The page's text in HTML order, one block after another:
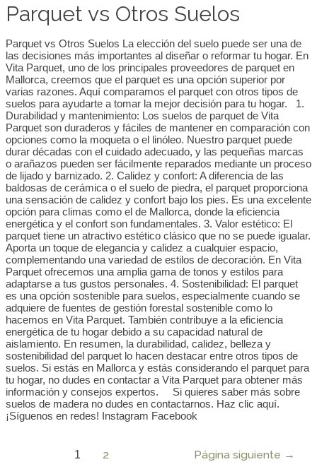
Parquet vs Otros Suelos
Parquet vs Otros Suelos La elección del suelo puede ser una de
las decisiones más importantes al diseñar o reformar tu hogar. En
Vita Parquet, uno de los principales proveedores de parquet en
Mallorca, creemos que el parquet es una opción superior por
varias razones. Aquí comparamos el parquet con otros tipos de
suelos para ayudarte a tomar la mejor decisión para tu hogar. 1.
Durabilidad y mantenimiento: Los suelos de parquet de Vita
Parquet son duraderos y fáciles de mantener en comparación con
opciones como la moqueta o el linóleo. Nuestro parquet puede
durar décadas con el cuidado adecuado, y las pequeñas marcas
o arañazos pueden ser fácilmente reparados mediante un proceso
de lijado y barnizado. 2. Calidez y confort: A diferencia de las
baldosas de cerámica o el suelo de piedra, el parquet proporciona
una sensación de calidez y confort bajo los pies. Es una excelente
opción para climas como el de Mallorca, donde la eficiencia
energética y el confort son fundamentales. 3. Valor estético: El
parquet tiene un atractivo estético clásico que no se puede igualar.
Aporta un toque de elegancia y calidez a cualquier espacio,
complementando una variedad de estilos de decoración. En Vita
Parquet ofrecemos una amplia gama de tonos y estilos para
adaptarse a tus gustos personales. 4. Sostenibilidad: El parquet
es una opción sostenible para suelos, especialmente cuando se
adquiere de fuentes de gestión forestal sostenible como lo
hacemos en Vita Parquet. También contribuye a la eficiencia
energética de tu hogar debido a su capacidad natural de
aislamiento. En resumen, la durabilidad, calidez, belleza y
sostenibilidad del parquet lo hacen destacar entre otros tipos de
suelos. Si estás en Mallorca y estás considerando el parquet para
tu hogar, no dudes en contactar a Vita Parquet para obtener más
información y consejos expertos. Si quieres saber más sobre
suelos de madera no dudes en contactarnos. Haz clic aquí.
¡Síguenos en redes! Instagram Facebook
1 2 Página siguiente →